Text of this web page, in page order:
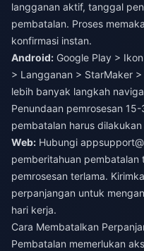
langganan aktif, tanggal
pembatalan. Proses
konfirmasi instan.
Android: Google Play >
> Langganan > StarMaker
lebih banyak langkah
Penundaan pemrosesan
pembatalan harus
Web: Hubungi
pemberitahuan pembatalan
pemrosesan terlama.
perpanjangan untuk
hari kerja.
Cara Membatalkan
Pembatalan memerlukan